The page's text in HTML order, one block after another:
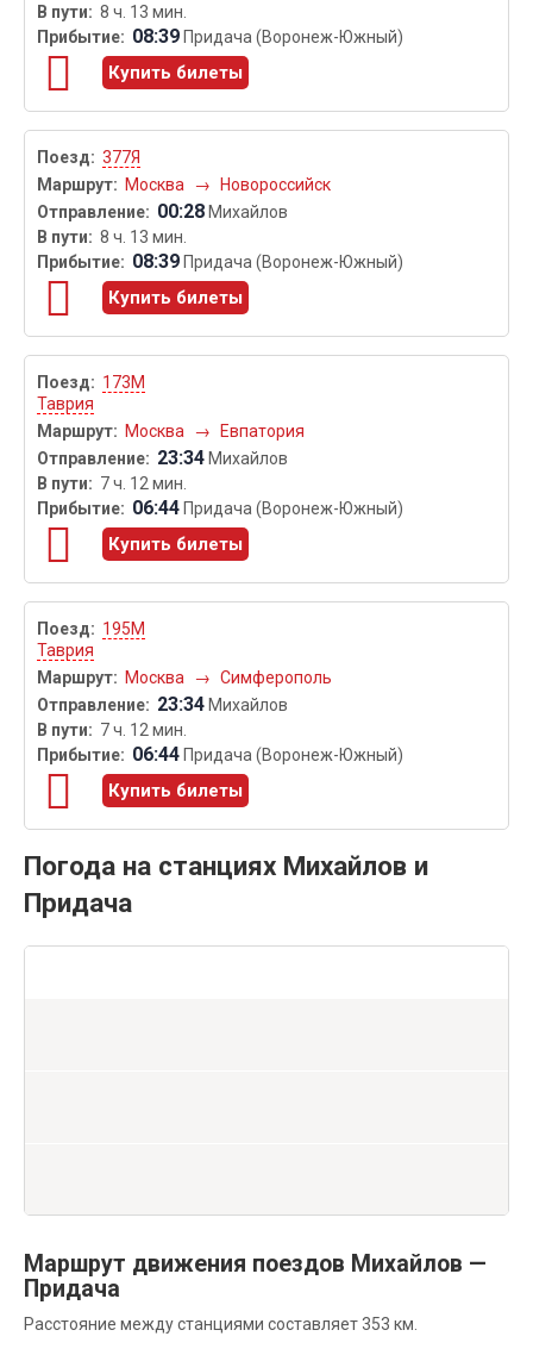
8 ч. 13 мин.
08:39 Придача (Воронеж-Южный)
Купить билеты
377Я
Москва
→ Новороссийск
00:28 Михайлов
8 ч. 13 мин.
08:39 Придача (Воронеж-Южный)
Купить билеты
173М
Таврия
Москва
→ Евпатория
23:34 Михайлов
7 ч. 12 мин.
06:44 Придача (Воронеж-Южный)
Купить билеты
195М
Таврия
Москва
→ Симферополь
23:34 Михайлов
7 ч. 12 мин.
06:44 Придача (Воронеж-Южный)
Купить билеты
Погода на станциях Михайлов и
Придача
Маршрут движения поездов Михайлов —
Придача
Расстояние между станциями составляет 353 км.